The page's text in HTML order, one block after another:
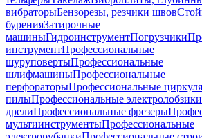
вибраторыБензорезы, резчики швов
буренияЗатирочные
машиныГидроинструментПогрузчики
инструментПрофессиональные
шуруповертыПрофессиональные
шлифмашиныПрофессиональные
перфораторыПрофессиональные
пилыПрофессиональные электролобзики
дрелиПрофессиональные фрезеры
мультиинструментыПрофессиональные